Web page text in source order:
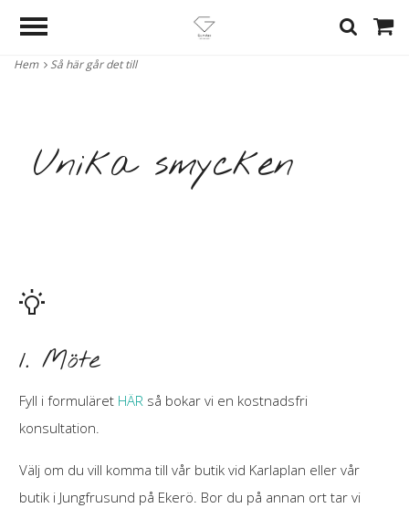
Hem Så här går det till
Unika smycken
1. Möte
Fyll i formuläret HÄRså bokar vi en kostnadsfri
konsultation.
Välj om du vill komma till vår butik vid Karlaplan eller vår
butik i Jungfrusund på Ekerö. Bor du på annan ort tar vi